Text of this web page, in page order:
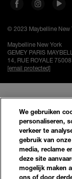
© 2023 Maybelline New
Maybelline New York
GEMEY PARIS
14, RUE ROYALE
[email protected]
We gebruiken
personaliseren,
verkeer te
gebruik van
media, reclame
deze site
mogelijk maken
ons of door